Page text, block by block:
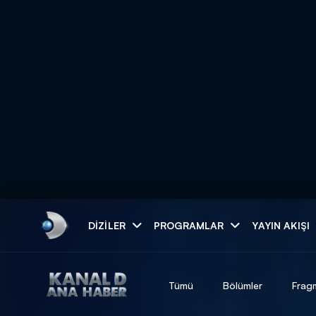
DIZILER PROGRAMLAR YAYIN AKIŞI
Tümü Bölümler